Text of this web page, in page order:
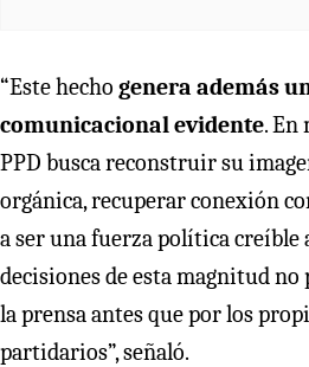
“Este hecho genera además
comunicacional evidente. En
PPD busca reconstruir su
orgánica, recuperar conexión
a ser una fuerza política creíble
decisiones de esta magnitud no
la prensa antes que por los
partidarios”, señaló.